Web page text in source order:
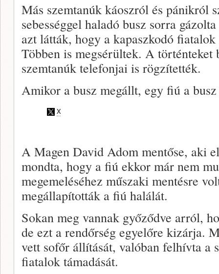
Más szemtanúk káoszról és pánikról
sebességgel haladó busz sorra
azt látták, hogy a kapaszkodó
Többen is megsérültek. A történteket
szemtanúk telefonjai is rögzítették.
Amikor a busz megállt, egy fiú a
A Magen David Adom mentőse, aki
mondta, hogy a fiú ekkor már nem
megemeléséhez műszaki mentésre
megállapították a fiú halálát.
Sokan meg vannak győződve arról,
de ezt a rendőrség egyelőre kizárja.
vett sofőr állítását, valóban felhívta a
fiatalok támadását.